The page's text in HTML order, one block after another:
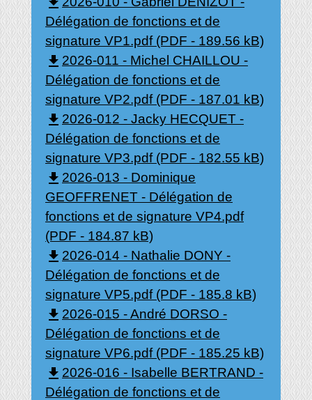
Délégation de fonctions et de
signature VP1.pdf (PDF - 189.56 kB)
file_download 2026-011 - Michel CHAILLOU -
Délégation de fonctions et de
signature VP2.pdf (PDF - 187.01 kB)
file_download 2026-012 - Jacky HECQUET -
Délégation de fonctions et de
signature VP3.pdf (PDF - 182.55 kB)
file_download 2026-013 - Dominique
GEOFFRENET - Délégation de
fonctions et de signature VP4.pdf
(PDF - 184.87 kB)
file_download 2026-014 - Nathalie DONY -
Délégation de fonctions et de
signature VP5.pdf (PDF - 185.8 kB)
file_download 2026-015 - André DORSO -
Délégation de fonctions et de
signature VP6.pdf (PDF - 185.25 kB)
file_download 2026-016 - Isabelle BERTRAND -
Délégation de fonctions et de